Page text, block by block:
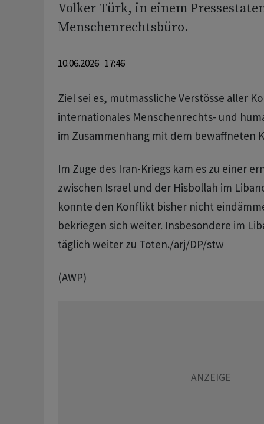
Volker Türk, in einem
Menschenrechtsbüro.
10.06.2026 17:46
Ziel sei es, mutmassliche Verstösse aller
internationales Menschenrechts- und
im Zusammenhang mit dem bewaffneten
Im Zuge des Iran-Kriegs kam es zu einer
zwischen Israel und der Hisbollah im
konnte den Konflikt bisher nicht
bekriegen sich weiter. Insbesondere im
täglich weiter zu Toten./arj/DP/stw
(AWP)